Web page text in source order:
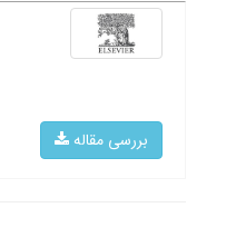
بررسی مقاله